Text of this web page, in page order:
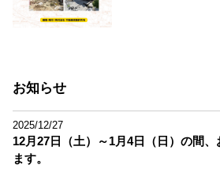
お知らせ
2025/12/27
12月27日（土）～1月4日（日）の間
ます。